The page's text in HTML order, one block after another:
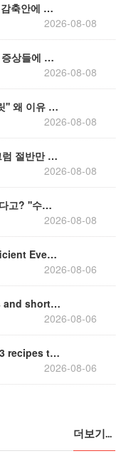
에 제동
2026-08-08
슈퍼푸드입니다
2026-08-08
가 아픈 걸까?
2026-08-08
시는 거예요!
2026-08-08
이''의 진실
2026-08-08
Exposure?
2026-08-06
this nutrient that dr...
2026-08-06
this summer
2026-08-06
더보기...